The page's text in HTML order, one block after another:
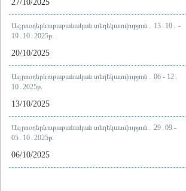
27/10/2025
Ագրոօդերևութաբանական տեղեկատվություն․ 13․10․ -
19․10․2025թ.
20/10/2025
Ագրոօդերևութաբանական տեղեկատվություն․ 06 - 12․
10․2025թ.
13/10/2025
Ագրոօդերևութաբանական տեղեկատվություն․ 29․09 -
05․10․2025թ.
06/10/2025